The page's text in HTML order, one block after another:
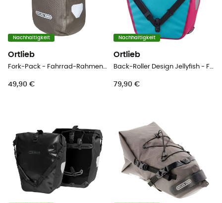
Nachhaltigkeit
Ortlieb
Fork-Pack - Fahrrad-Rahmentasche
49,90 €
Nachhaltigkeit
Ortlieb
Back-Roller Design Jellyfish - Fahrradtasche
79,90 €